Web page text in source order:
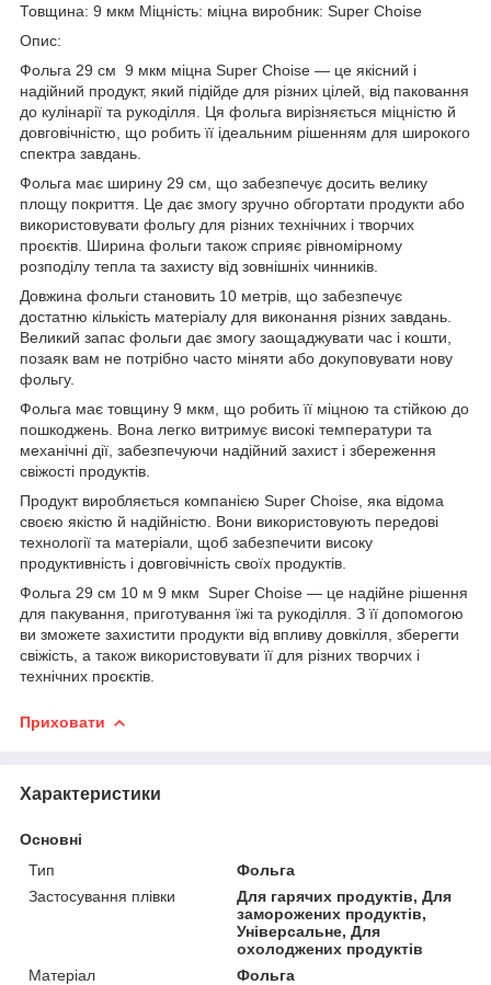
Товщина: 9 мкм Міцність: міцна виробник: Super Choise
Опис:
Фольга 29 см 9 мкм міцна Super Choise — це якісний і
надійний продукт, який підійде для різних цілей, від паковання
до кулінарії та рукоділля. Ця фольга вирізняється міцністю й
довговічністю, що робить її ідеальним рішенням для широкого
спектра завдань.
Фольга має ширину 29 см, що забезпечує досить велику
площу покриття. Це дає змогу зручно обгортати продукти або
використовувати фольгу для різних технічних і творчих
проєктів. Ширина фольги також сприяє рівномірному
розподілу тепла та захисту від зовнішніх чинників.
Довжина фольги становить 10 метрів, що забезпечує
достатню кількість матеріалу для виконання різних завдань.
Великий запас фольги дає змогу заощаджувати час і кошти,
позаяк вам не потрібно часто міняти або докуповувати нову
фольгу.
Фольга має товщину 9 мкм, що робить її міцною та стійкою до
пошкоджень. Вона легко витримує високі температури та
механічні дії, забезпечуючи надійний захист і збереження
свіжості продуктів.
Продукт виробляється компанією Super Choise, яка відома
своєю якістю й надійністю. Вони використовують передові
технології та матеріали, щоб забезпечити високу
продуктивність і довговічність своїх продуктів.
Фольга 29 см 10 м 9 мкм Super Choise — це надійне рішення
для пакування, приготування їжі та рукоділля. З її допомогою
ви зможете захистити продукти від впливу довкілля, зберегти
свіжість, а також використовувати її для різних творчих і
технічних проєктів.
Приховати
Характеристики
Основні
Тип
Фольга
Застосування плівки
Для гарячих продуктів, Для
заморожених продуктів,
Універсальне, Для
охолоджених продуктів
Матеріал
Фольга